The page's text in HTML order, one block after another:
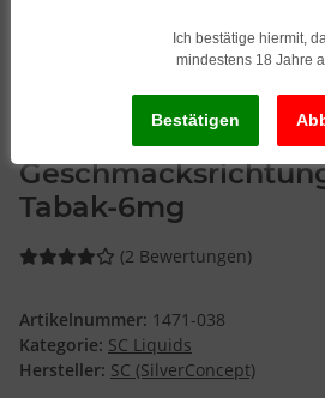
SC Liquid/Tabak 10
verschiedene
Tabak-6mg
(2 Bewertungen)
Artikelnummer: 1471-038
Kategorie: SC Liquids
Hersteller: SC (SilverConcept)
Ich bestätige hiermit,
mindestens 18 Jahre